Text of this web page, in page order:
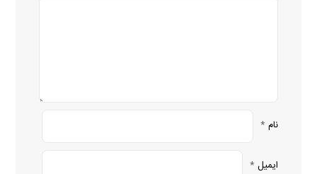
نام *
ایمیل *